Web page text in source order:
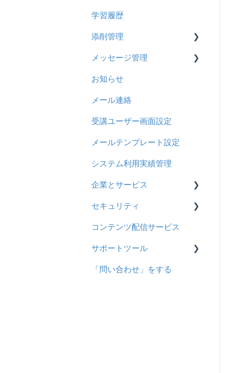
ビデオ
ドリル
メール
メッセージ
お知らせ
多言語変換
助成金
2023年8月アップデート
2023年4月アップデート
コース詳細設定の参考
ストレスチェック
CSVについて
多言語表示
リンク
問題について
ドリルについて
【問題・ドリル】の参考
ドリルスキンについて
問題属性
学習履歴
添削管理
概要
基本操作
採点権限のみを持ったユー
ユーザ
メッセージ管理
基本操作
リンクメッセージスレッド
お知らせ
メール連絡
受講ユーザー画面設定
メールテンプレート設定
システム利用実績管理
企業とサービス
用語の定義
企業について
統合ユーザーについて
サービスについて
セキュリティ
シングルサインオン設定
証明書認証
MFA(多要素認証)
コンテンツ配信サービス
サポートツール
基本操作
「問い合わせ」をする